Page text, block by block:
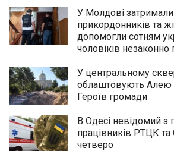
У Молдові
прикордонників та
допомогли сотням
чоловіків
У центральному
облаштовують Алею
Героїв громади
В Одесі невідомий з
працівників РТЦК
четверо